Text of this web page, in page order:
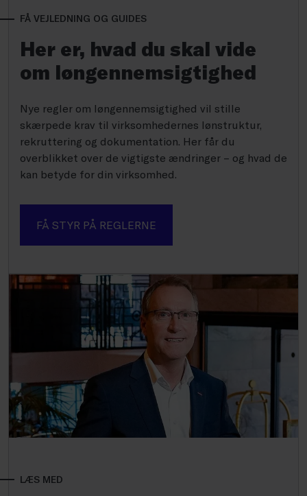
FÅ VEJLEDNING OG GUIDES
Her er, hvad du skal vide
om løngennemsigtighed
Nye regler om løngennemsigtighed vil stille
skærpede krav til virksomhedernes lønstruktur,
rekruttering og dokumentation. Her får du
overblikket over de vigtigste ændringer – og hvad de
kan betyde for din virksomhed.
FÅ STYR PÅ REGLERNE
LÆS MED